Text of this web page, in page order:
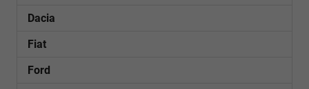
Dacia
Fiat
Ford